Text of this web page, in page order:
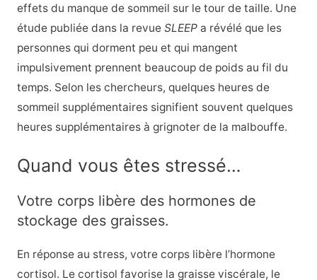
effets du manque de sommeil sur le tour de taille. Une
étude publiée dans la revue SLEEPa révélé que les
personnes qui dorment peu et qui mangent
impulsivement prennent beaucoup de poids au fil du
temps. Selon les chercheurs, quelques heures de
sommeil supplémentaires signifient souvent quelques
heures supplémentaires à grignoter de la malbouffe.
Quand vous êtes stressé…
Votre corps libère des hormones de
stockage des graisses.
En réponse au stress, votre corps libère l’hormone
cortisol. Le cortisol favorise la graisse viscérale, le